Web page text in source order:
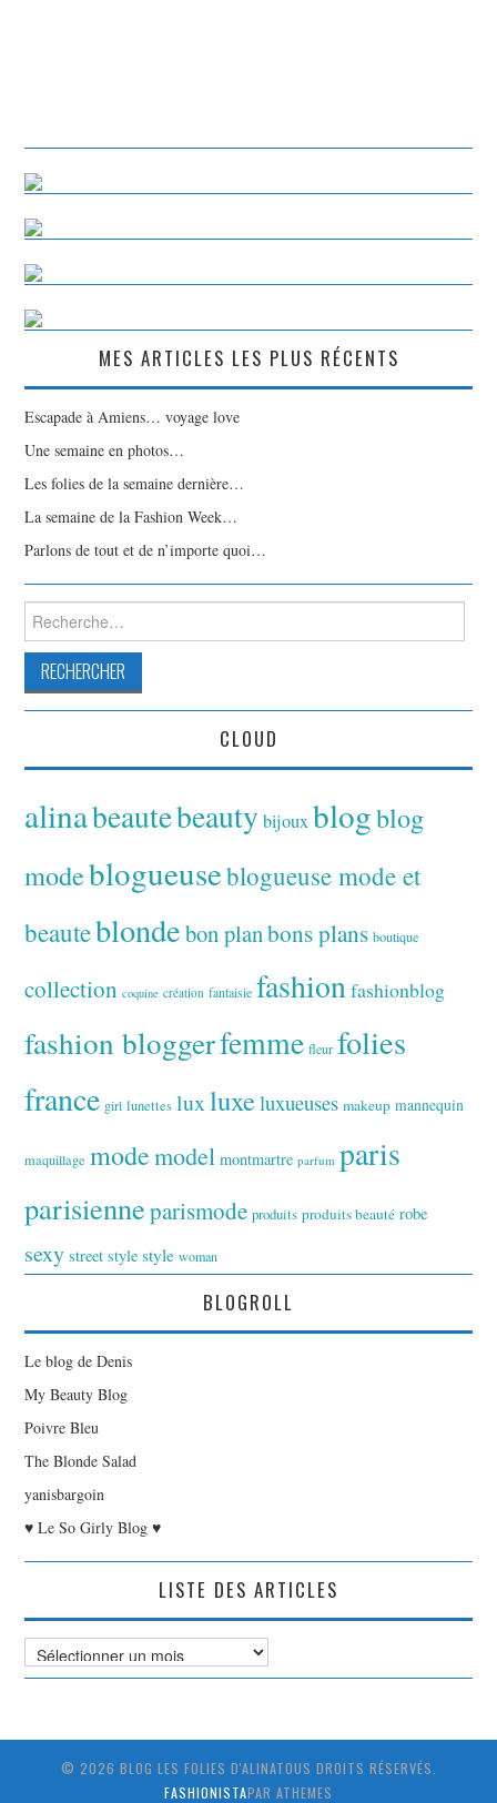
MES ARTICLES LES PLUS RÉCENTS
Escapade à Amiens… voyage love
Une semaine en photos…
Les folies de la semaine dernière…
La semaine de la Fashion Week…
Parlons de tout et de n’importe quoi…
Rechercher :
CLOUD
alinabeautebeauty bijoux blogblog
modeblogueuseblogueuse mode et
beauteblondebon planbons plans boutique
collection coquine création fantaisie fashionfashionblog
fashion bloggerfemme fleur folies
france girl lunettes luxluxeluxueuses makeup mannequin
maquillage modemodel montmartre parfum paris
parisienneparismode produits produits beauté robe
sexy street style style woman
BLOGROLL
Le blog de Denis
My Beauty Blog
Poivre Bleu
The Blonde Salad
yanisbargoin
♥ Le So Girly Blog ♥
LISTE DES ARTICLES
Liste
des
© 2026 BLOG LES FOLIES D'ALINATOUS DROITS RÉSERVÉS.
FASHIONISTAPAR ATHEMES